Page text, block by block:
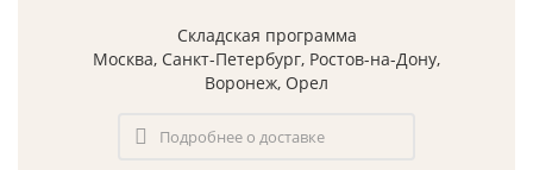
Складская программа
Москва, Санкт-Петербург, Ростов-на-Дону,
Воронеж, Орел
Подробнее о доставке